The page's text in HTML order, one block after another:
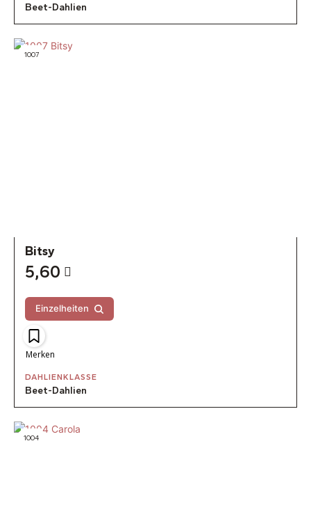
Beet-Dahlien
1007
Bitsy
5,60
Einzelheiten
Merken
DAHLIENKLASSE
Beet-Dahlien
1004